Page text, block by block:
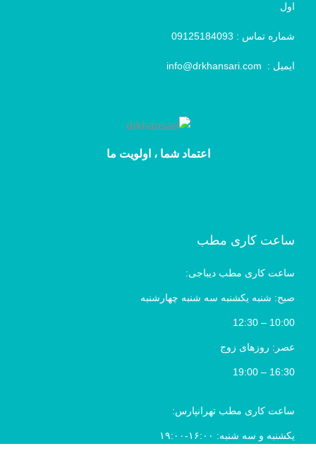
اول
شماره تماس :
ایمیل : info@drkhansari.com
اعتماد شما ، اولویت ما
ساعت کاری مطب
ساعت کاری مطب دیباجی:
صبح: شنبه یکشنبه سه شنبه چهارشنبه
10:00 – 12:30
عصر: روزهای زوج
16:30 – 19:00
ساعت کاری مطب تهرانپارس:
یکشنبه و سه شنبه: ۱۶:۰۰-۱۹:۰۰